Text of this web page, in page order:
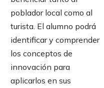
poblador local como al
turista. El alumno podrá
identificar y comprender
los conceptos de
innovación para
aplicarlos en sus